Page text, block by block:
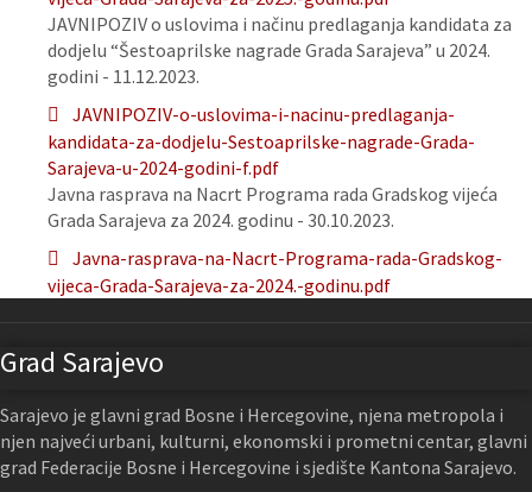
JAVNIPOZIV o uslovima i načinu predlaganja kandidata za
dodjelu “Šestoaprilske nagrade Grada Sarajeva” u 2024.
godini - 11.12.2023.
JAVNIPOZIV-o-uslovima-i-nacinu-predlaganja-
kandidata-za-dodjelu-Sestoaprilske-nagrade-Grada-
Sarajeva-u-2024-godini-f.pdf
Javna rasprava na Nacrt Programa rada Gradskog vijeća
Grada Sarajeva za 2024. godinu - 30.10.2023.
Javna-rasprava-na-Nacrt-Programa-rada-Gradskog-
vijeca-Grada-Sarajeva-za-2024.-godinu.pdf
Grad Sarajevo
Sarajevo je glavni grad Bosne i Hercegovine, njena metropola i
njen najveći urbani, kulturni, ekonomski i prometni centar, glavni
grad Federacije Bosne i Hercegovine i sjedište Kantona Sarajevo.